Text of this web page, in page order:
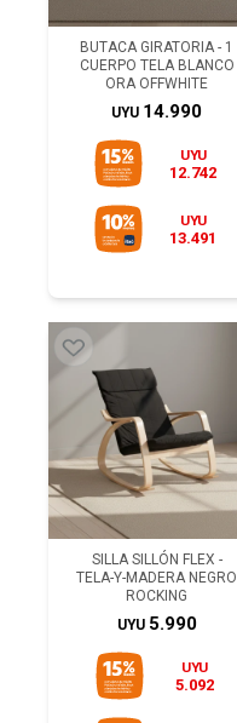
BUTACA GIRATORIA - 1
CUERPO TELA BLANCO
ORA OFFWHITE
UYU 14.990
UYU
12.742
UYU
13.491
SILLA SILLÓN FLEX -
TELA-Y-MADERA NEGRO
ROCKING
UYU 5.990
UYU
5.092